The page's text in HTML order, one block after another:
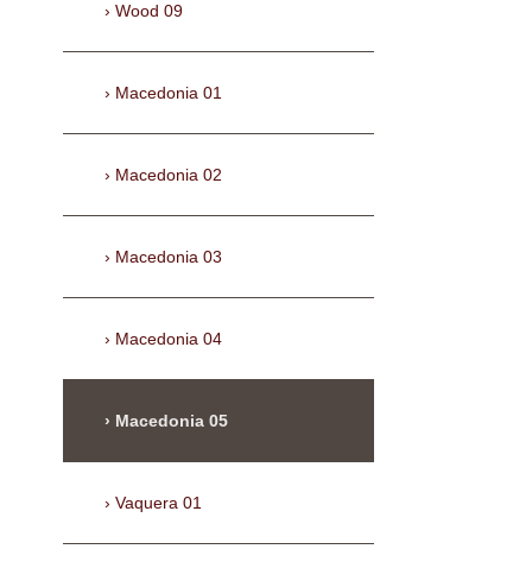
Wood 09
Macedonia 01
Macedonia 02
Macedonia 03
Macedonia 04
Macedonia 05
Vaquera 01